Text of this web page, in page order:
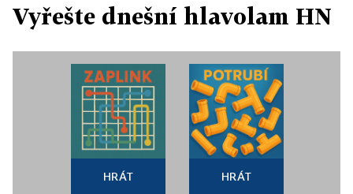
Vyřešte dnešní hlavolam HN
HRÁT HRÁT